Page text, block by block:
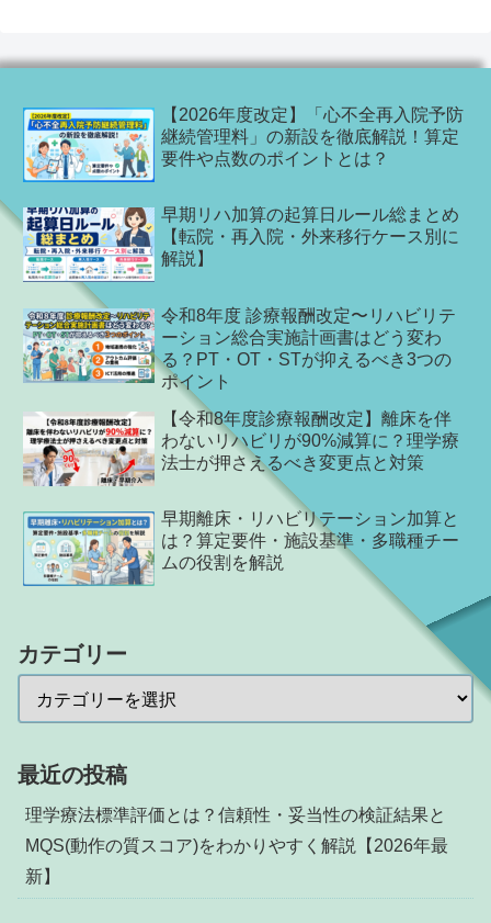
【2026年度改定】「心不全再入院予防
継続管理料」の新設を徹底解説！算定
要件や点数のポイントとは？
早期リハ加算の起算日ルール総まとめ
【転院・再入院・外来移行ケース別に
解説】
令和8年度 診療報酬改定〜リハビリテ
ーション総合実施計画書はどう変わ
る？PT・OT・STが抑えるべき3つの
ポイント
【令和8年度診療報酬改定】離床を伴
わないリハビリが90%減算に？理学療
法士が押さえるべき変更点と対策
早期離床・リハビリテーション加算と
は？算定要件・施設基準・多職種チー
ムの役割を解説
カテゴリー
最近の投稿
理学療法標準評価とは？信頼性・妥当性の検証結果と
MQS(動作の質スコア)をわかりやすく解説【2026年最
新】